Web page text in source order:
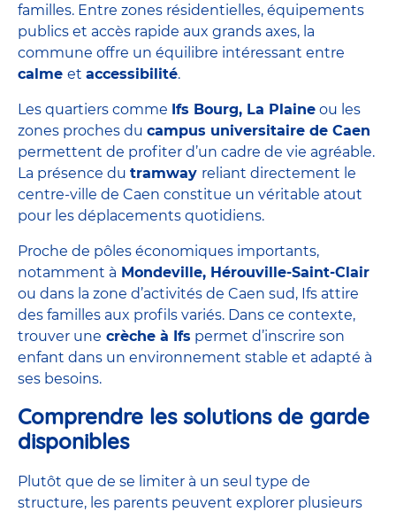
familles. Entre zones résidentielles, équipements
publics et accès rapide aux grands axes, la
commune offre un équilibre intéressant entre
calme et accessibilité.
Les quartiers comme Ifs Bourg, La Plaine ou les
zones proches du campus universitaire de Caen
permettent de profiter d’un cadre de vie agréable.
La présence du tramway reliant directement le
centre-ville de Caen constitue un véritable atout
pour les déplacements quotidiens.
Proche de pôles économiques importants,
notamment à Mondeville, Hérouville-Saint-Clair
ou dans la zone d’activités de Caen sud, Ifs attire
des familles aux profils variés. Dans ce contexte,
trouver une crèche à Ifs permet d’inscrire son
enfant dans un environnement stable et adapté à
ses besoins.
Comprendre les solutions de garde
disponibles
Plutôt que de se limiter à un seul type de
structure, les parents peuvent explorer plusieurs